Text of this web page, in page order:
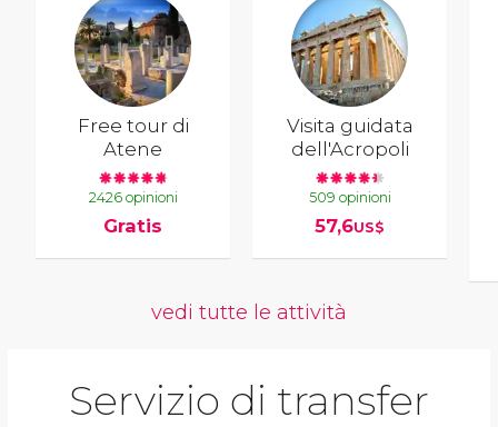
Free tour di
Atene
2426 opinioni
Gratis
Visita guidata
dell'Acropoli
509 opinioni
57,6US$
vedi tutte le attività
Servizio di transfer